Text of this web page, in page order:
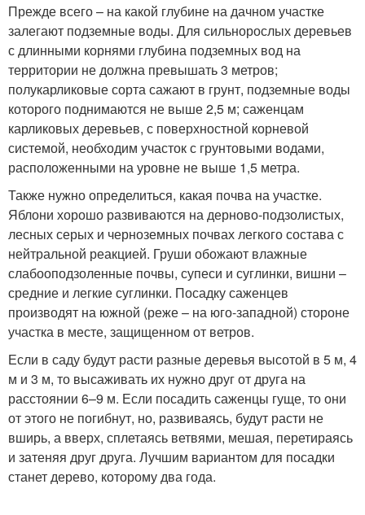
Прежде всего – на какой глубине на дачном участке
залегают подземные воды. Для сильнорослых деревьев
с длинными корнями глубина подземных вод на
территории не должна превышать 3 метров;
полукарликовые сорта сажают в грунт, подземные воды
которого поднимаются не выше 2,5 м; саженцам
карликовых деревьев, с поверхностной корневой
системой, необходим участок с грунтовыми водами,
расположенными на уровне не выше 1,5 метра.
Также нужно определиться, какая почва на участке.
Яблони хорошо развиваются на дерново-подзолистых,
лесных серых и черноземных почвах легкого состава с
нейтральной реакцией. Груши обожают влажные
слабооподзоленные почвы, супеси и суглинки, вишни –
средние и легкие суглинки. Посадку саженцев
производят на южной (реже – на юго-западной) стороне
участка в месте, защищенном от ветров.
Если в саду будут расти разные деревья высотой в 5 м, 4
м и 3 м, то высаживать их нужно друг от друга на
расстоянии 6–9 м. Если посадить саженцы гуще, то они
от этого не погибнут, но, развиваясь, будут расти не
вширь, а вверх, сплетаясь ветвями, мешая, перетираясь
и затеняя друг друга. Лучшим вариантом для посадки
станет дерево, которому два года.